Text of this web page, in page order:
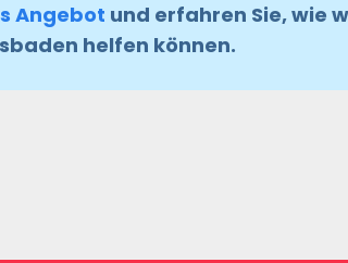
Angebot und erfahren Sie, wie
helfen können.